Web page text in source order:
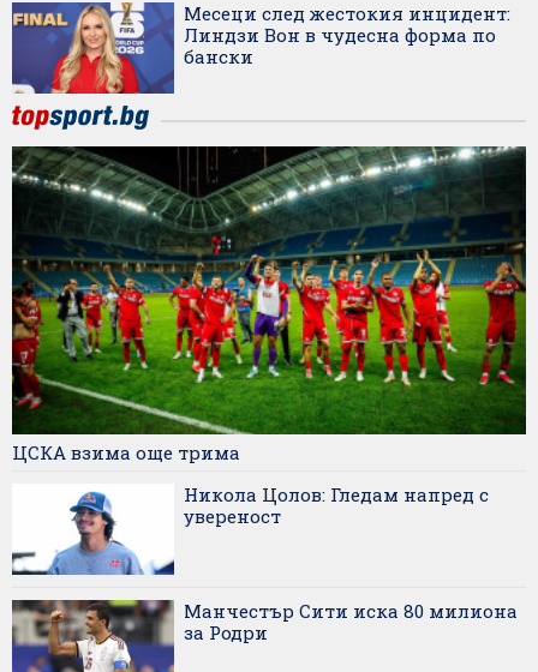
Месеци след жестокия инцидент:
Линдзи Вон в чудесна форма по
бански
ЦСКА взима още трима
Никола Цолов: Гледам напред с
увереност
Манчестър Сити иска 80 милиона
за Родри